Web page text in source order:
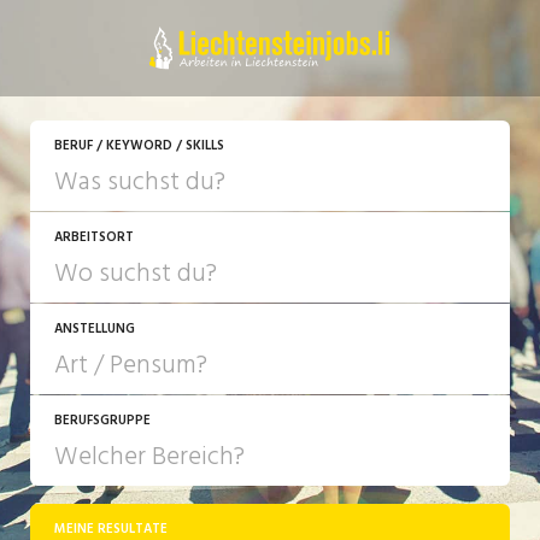
BERUF / KEYWORD / SKILLS
ARBEITSORT
ANSTELLUNG
JOB-TYP
Festanstellung
BERUFSGRUPPE
MEINE RESULTATE
JETZT BEWERBEN